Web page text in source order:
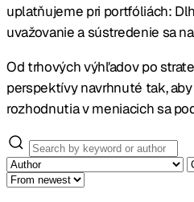
uplatňujeme pri portfóliách:
uvažovanie a sústredenie sa
Od trhových výhľadov po
perspektívy navrhnuté tak,
rozhodnutia v meniacich sa